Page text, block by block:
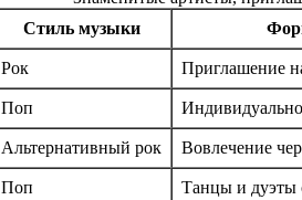
Стиль музыки
Рок Приглашение
Поп
Альтернативный рок Вовлечение
Поп Танцы и дуэты